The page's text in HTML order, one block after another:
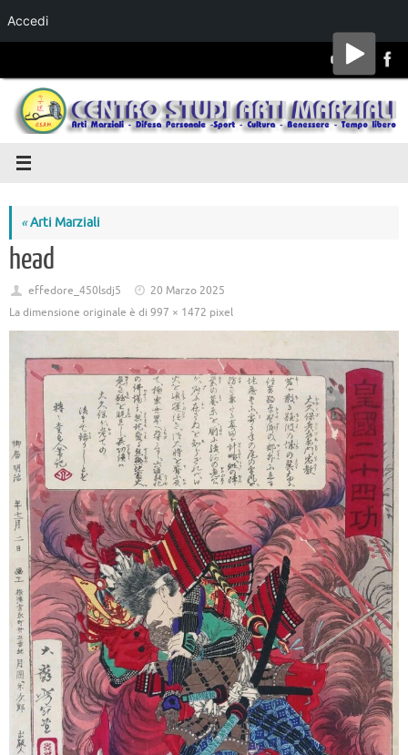
Accedi
Salta al
«Arti Marziali
head
effedore_450lsdj5
20 Marzo 2025
La dimensione originale è di 997 × 1472 pixel